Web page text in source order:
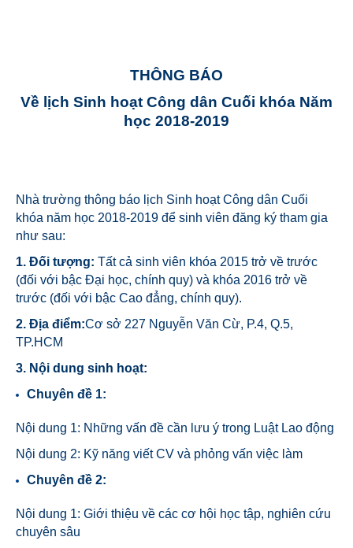
THÔNG BÁO
Về lịch Sinh hoạt Công dân Cuối khóa Năm
học 2018-2019
Nhà trường thông báo lịch Sinh hoạt Công dân Cuối
khóa năm học 2018-2019 để sinh viên đăng ký tham gia
như sau:
1. Đối tượng: Tất cả sinh viên khóa 2015 trở về trước
(đối với bậc Đại học, chính quy) và khóa 2016 trở về
trước (đối với bậc Cao đẳng, chính quy).
2. Địa điểm:Cơ sở 227 Nguyễn Văn Cừ, P.4, Q.5,
TP.HCM
3. Nội dung sinh hoạt:
Chuyên đề 1:
Nội dung 1: Những vấn đề cần lưu ý trong Luật Lao động
Nội dung 2: Kỹ năng viết CV và phỏng vấn việc làm
Chuyên đề 2:
Nội dung 1: Giới thiệu về các cơ hội học tập, nghiên cứu
chuyên sâu